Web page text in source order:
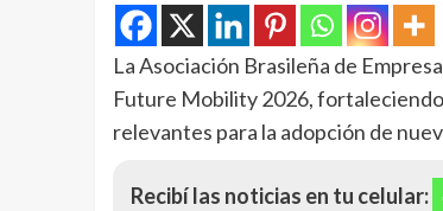
La Asociación Brasileña de
Future Mobility 2026,
relevantes para la adopción de
Recibí las noticias en tu celular: